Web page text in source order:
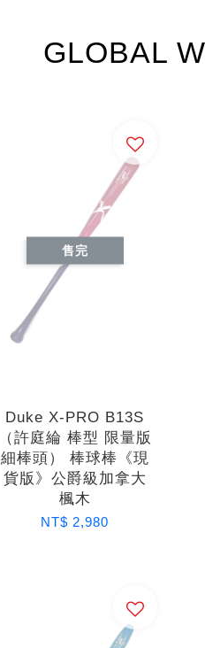
GLOBAL
售完
Duke X-PRO B13S
（許庭綸 棒型 限量版
細棒頭） 棒球棒《現
貨版》公爵級加拿大
楓木
NT$ 2,980